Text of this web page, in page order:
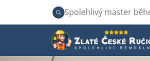
Spolehlivý master